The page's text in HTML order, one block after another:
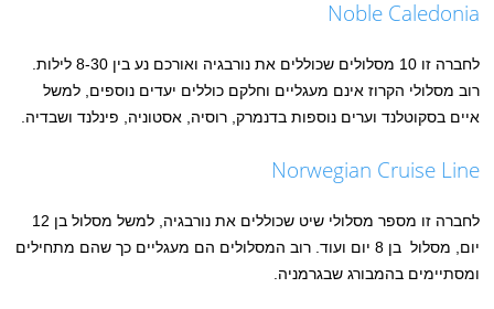
Noble Caledonia
לחברה זו 10 מסלולים שכוללים את נורבגיה ואורכם נע בין 8-30 לילות.
רוב מסלולי הקרוז אינם מעגליים וחלקם כוללים יעדים נוספים, למשל
איים בסקוטלנד וערים נוספות בדנמרק, רוסיה, אסטוניה, פינלנד ושבדיה.
Norwegian Cruise Line
לחברה זו מספר מסלולי שיט שכוללים את נורבגיה, למשל מסלול בן 12
יום, מסלול בן 8 יום ועוד. רוב המסלולים הם מעגליים כך שהם מתחילים
ומסתיימים בהמבורג שבגרמניה.